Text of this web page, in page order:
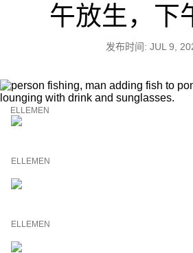
午放生，下
发布时间: JUL 9,
ELLEMEN
ELLEMEN
ELLEMEN